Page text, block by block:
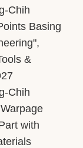
Chih
Basing
&
Chih
with